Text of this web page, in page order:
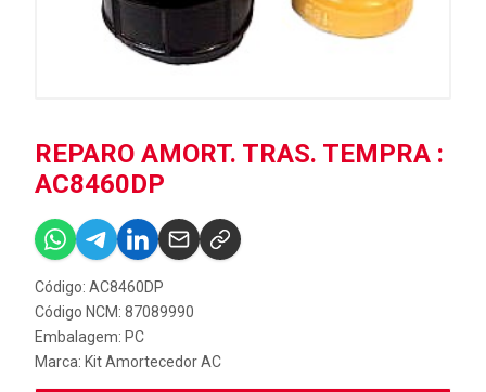
REPARO AMORT. TRAS. TEMPRA :
AC8460DP
Código: AC8460DP
Código NCM: 87089990
Embalagem: PC
Marca: Kit Amortecedor AC